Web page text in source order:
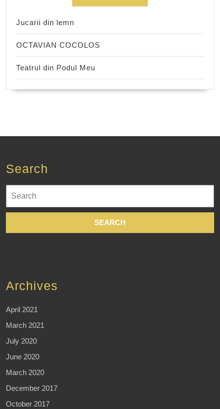
Jucarii din lemn
OCTAVIAN COCOLOS
Teatrul din Podul Meu
Search
for:
Archives
April 2021
March 2021
July 2020
June 2020
March 2020
December 2017
October 2017